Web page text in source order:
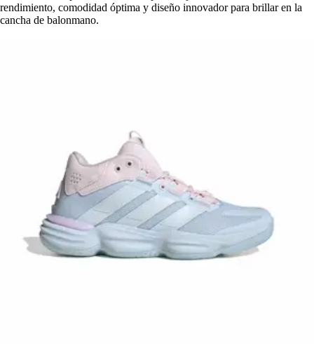
rendimiento, comodidad óptima y diseño innovador para brillar en la
cancha de balonmano.